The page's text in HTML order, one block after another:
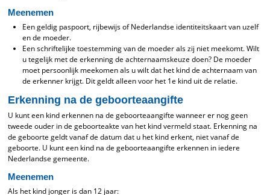
Meenemen
Een geldig paspoort, rijbewijs of Nederlandse identiteitskaart van uzelf
en de moeder.
Een schriftelijke toestemming van de moeder als zij niet meekomt. Wilt
u tegelijk met de erkenning de achternaamskeuze doen? De moeder
moet persoonlijk meekomen als u wilt dat het kind de achternaam van
de erkenner krijgt. Dit geldt alleen voor het 1e kind uit de relatie.
Erkenning na de geboorteaangifte
U kunt een kind erkennen na de geboorteaangifte wanneer er nog geen
tweede ouder in de geboorteakte van het kind vermeld staat. Erkenning na
de geboorte geldt vanaf de datum dat u het kind erkent, niet vanaf de
geboorte. U kunt een kind na de geboorteaangifte erkennen in iedere
Nederlandse gemeente.
Meenemen
Als het kind jonger is dan 12 jaar: